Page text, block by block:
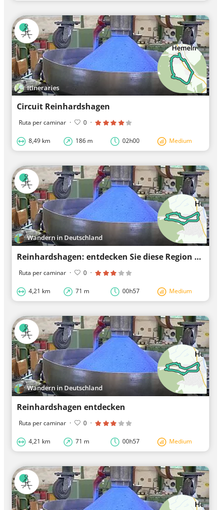
Itineraries
Circuit Reinhardshagen
Ruta per caminar · 0 ·
8,49 km 186 m 02h00 Medium
Wandern in Deutschland
Reinhardshagen: entdecken Sie diese Region entlang der schönsten Wege
Ruta per caminar · 0 ·
4,21 km 71 m 00h57 Medium
Wandern in Deutschland
Reinhardshagen entdecken
Ruta per caminar · 0 ·
4,21 km 71 m 00h57 Medium